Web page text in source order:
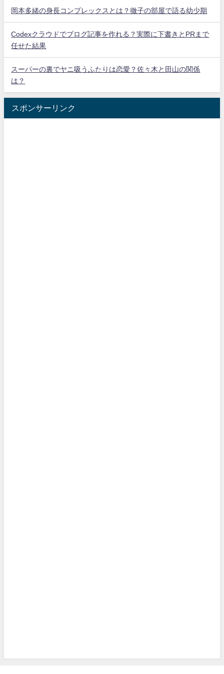
岡本多緒の身長コンプレックスとは？徹子の部屋で語る幼少期
Codexクラウドでブログ記事を作れる？実際に下書きとPRまで
任せた結果
スーパーの裏でヤニ吸うふたりは恋愛？佐々木と田山の関係
は？
スポンサーリンク